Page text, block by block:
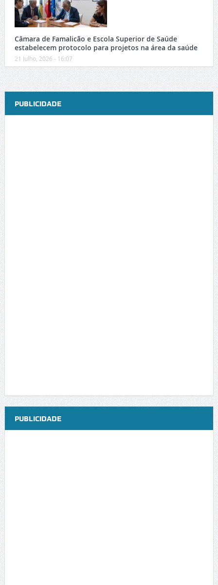
Câmara de Famalicão e Escola Superior de Saúde
estabelecem protocolo para projetos na área da saúde
21 Julho, 2026 - 16:07
PUBLICIDADE
PUBLICIDADE